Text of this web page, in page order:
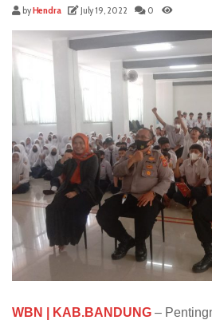
byHendra July 19, 2022 0
WBN | KAB.BANDUNG –